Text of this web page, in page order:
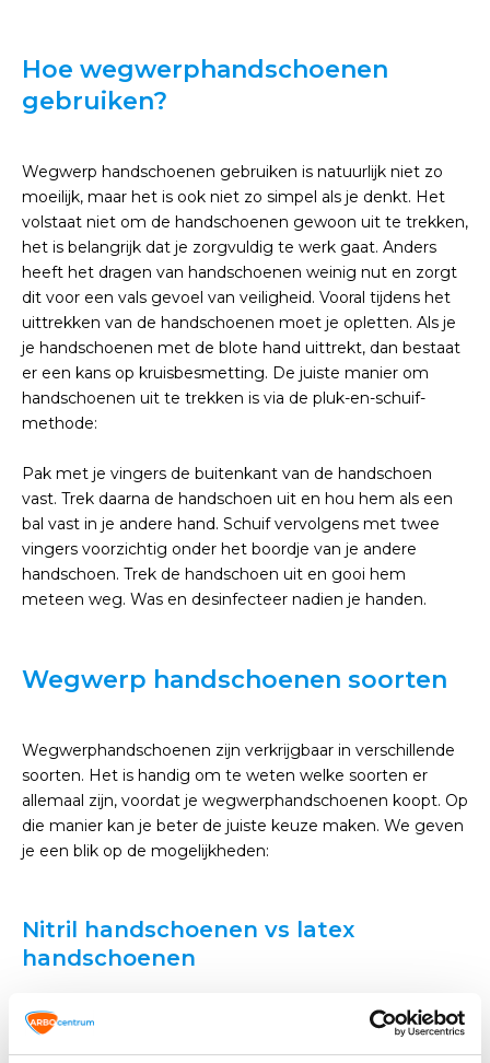
Hoe wegwerphandschoenen
gebruiken?
Wegwerp handschoenen gebruiken is natuurlijk niet zo
moeilijk, maar het is ook niet zo simpel als je denkt. Het
volstaat niet om de handschoenen gewoon uit te trekken,
het is belangrijk dat je zorgvuldig te werk gaat. Anders
heeft het dragen van handschoenen weinig nut en zorgt
dit voor een vals gevoel van veiligheid. Vooral tijdens het
uittrekken van de handschoenen moet je opletten. Als je
je handschoenen met de blote hand uittrekt, dan bestaat
er een kans op kruisbesmetting. De juiste manier om
handschoenen uit te trekken is via de pluk-en-schuif-
methode:
Pak met je vingers de buitenkant van de handschoen
vast. Trek daarna de handschoen uit en hou hem als een
bal vast in je andere hand. Schuif vervolgens met twee
vingers voorzichtig onder het boordje van je andere
handschoen. Trek de handschoen uit en gooi hem
meteen weg. Was en desinfecteer nadien je handen.
Wegwerp handschoenen soorten
Wegwerphandschoenen zijn verkrijgbaar in verschillende
soorten. Het is handig om te weten welke soorten er
allemaal zijn, voordat je wegwerphandschoenen koopt. Op
die manier kan je beter de juiste keuze maken. We geven
je een blik op de mogelijkheden:
Nitril handschoenen vs latex
handschoenen
De populairste plastic handschoenen zijn latex en nitril
handschoenen. Deze plastic handschoenen bieden je de